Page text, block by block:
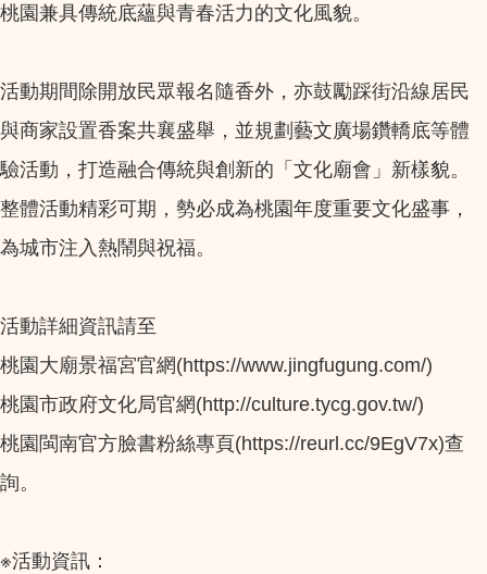
桃園兼具傳統底蘊與青春活力的文化風貌。
活動期間除開放民眾報名隨香外，亦鼓勵踩街沿線居民
與商家設置香案共襄盛舉，並規劃藝文廣場鑽轎底等體
驗活動，打造融合傳統與創新的「文化廟會」新樣貌。
整體活動精彩可期，勢必成為桃園年度重要文化盛事，
為城市注入熱鬧與祝福。
活動詳細資訊請至
桃園大廟景福宮官網(https://www.jingfugung.com/)
桃園市政府文化局官網(http://culture.tycg.gov.tw/)
桃園閩南官方臉書粉絲專頁(https://reurl.cc/9EgV7x)查
詢。
※活動資訊：